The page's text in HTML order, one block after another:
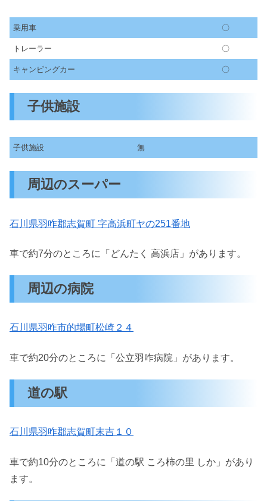
乗用車 〇
トレーラー 〇
キャンピングカー 〇
子供施設
子供施設 無
周辺のスーパー
石川県羽咋郡志賀町 字高浜町ヤの251番地
車で約7分のところに「どんたく 高浜店」があります。
周辺の病院
石川県羽咋市的場町松崎２４
車で約20分のところに「公立羽咋病院」があります。
道の駅
石川県羽咋郡志賀町末吉１０
車で約10分のところに「道の駅 ころ柿の里 しか」があり
ます。